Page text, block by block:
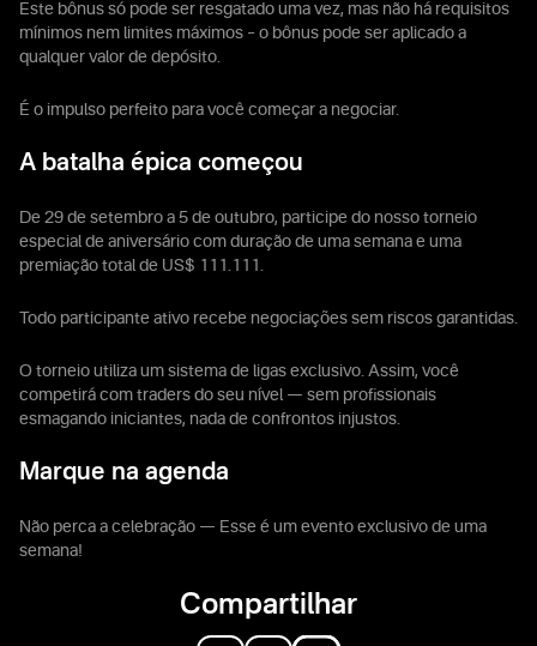
Este bônus só pode ser resgatado uma vez, mas não há requisitos
mínimos nem limites máximos – o bônus pode ser aplicado a
qualquer valor de depósito.
É o impulso perfeito para você começar a negociar.
A batalha épica começou
De 29 de setembro a 5 de outubro, participe do nosso torneio
especial de aniversário com duração de uma semana e uma
premiação total de US$ 111.111.
Todo participante ativo recebe negociações sem riscos garantidas.
O torneio utiliza um sistema de ligas exclusivo. Assim, você
competirá com traders do seu nível — sem profissionais
esmagando iniciantes, nada de confrontos injustos.
Marque na agenda
Não perca a celebração — Esse é um evento exclusivo de uma
semana!
Compartilhar